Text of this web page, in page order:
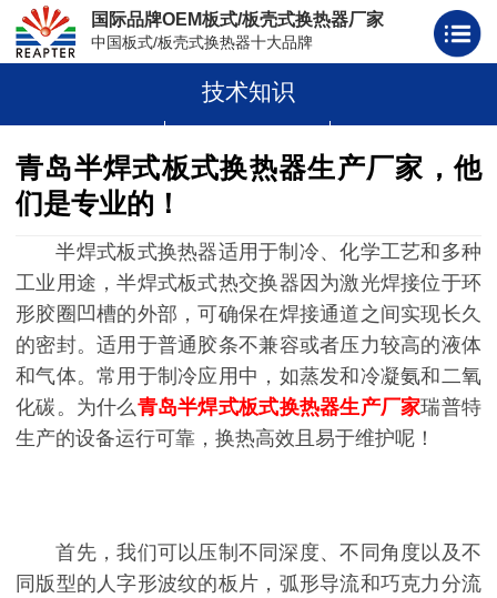
国际品牌OEM板式/板壳式换热器厂家
中国板式/板壳式换热器十大品牌
板壳式换热器
技术知识
青岛半焊式板式换热器生产厂家，他
们是专业的！
半焊式板式换热器适用于制冷、化学工艺和多种
工业用途，半焊式板式热交换器因为激光焊接位于环
形胶圈凹槽的外部，可确保在焊接通道之间实现长久
的密封。适用于普通胶条不兼容或者压力较高的液体
和气体。常用于制冷应用中，如蒸发和冷凝氨和二氧
化碳。为什么青岛半焊式板式换热器生产厂家瑞普特
生产的设备运行可靠，换热高效且易于维护呢！
首先，我们可以压制不同深度、不同角度以及不
同版型的人字形波纹的板片，弧形导流和巧克力分流